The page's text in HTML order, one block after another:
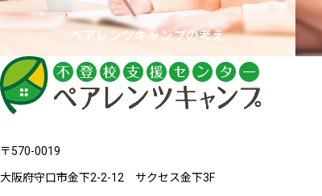
ペアレンツキャンプの考え
〒570-0019
大阪府守口市金下2-2-12 サクセス金下3F